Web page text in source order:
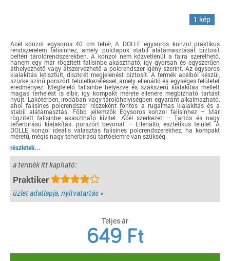
1 kép
Acél konzol egysoros 40 cm fehér, A DOLLE egysoros konzol praktikus
rendszerelem falisínhez, amely polclapok stabil alátámasztását biztosít
beltéri tárolórendszerekben. A konzol nem közvetlenül a falra szerelhető,
hanem egy már rögzített falisínbe akasztható, így gyorsan és egyszerűen
áthelyezhető vagy átszervezhető a polcrendszer igény szerint. Az egysoros
kialakítás letisztult, diszkrét megjelenést biztosít. A termék acélból készül,
szürke színű porszórt felületkezeléssel, amely ellenálló és egységes felületet
eredményez. Megfelelő falisínbe helyezve és szakszerű kialakítás mellett
magas terhelést is elbír, így kompakt mérete ellenére megbízható tartást
nyújt. Lakótérben, irodában vagy tárolóhelyiségben egyaránt alkalmazható,
ahol falisínes polcrendszer részeként fontos a rugalmas kialakítás és a
stabil alátámasztás. Főbb jellemzők Egysoros konzol falisínhez – Már
rögzített falisínbe akasztható kivitel. Acél szerkezet – Tartós és nagy
teherbírású kialakítás. porszórt bevonat – Ellenálló, esztétikus felület. A
DOLLE konzol ideális választás falisínes polcrendszerekhez, ha kompakt
méretű, mégis nagy teherbírású tartóelemre van szükség.
részletek...
a termék itt kapható:
Praktiker
üzlet adatlapja, nyitvatartás »
Teljes ár
649 Ft